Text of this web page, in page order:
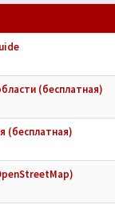
(бесплатная)
(бесплатная)